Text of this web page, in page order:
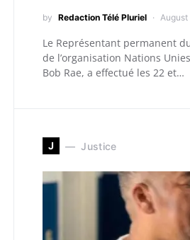
by Redaction Télé Pluriel August
Le Représentant permanent
de l’organisation Nations
Bob Rae, a effectué les 22 et…
J Justice